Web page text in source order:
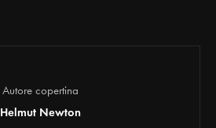
Autore copertina
Helmut Newton